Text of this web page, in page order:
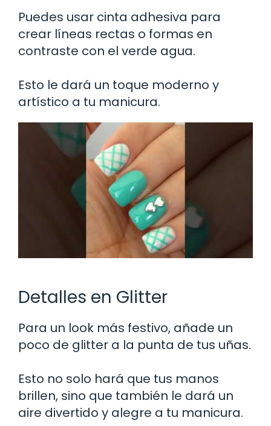
Puedes usar cinta adhesiva para
crear líneas rectas o formas en
contraste con el verde agua.
Esto le dará un toque moderno y
artístico a tu manicura.
Detalles en Glitter
Para un look más festivo, añade un
poco de glitter a la punta de tus uñas.
Esto no solo hará que tus manos
brillen, sino que también le dará un
aire divertido y alegre a tu manicura.